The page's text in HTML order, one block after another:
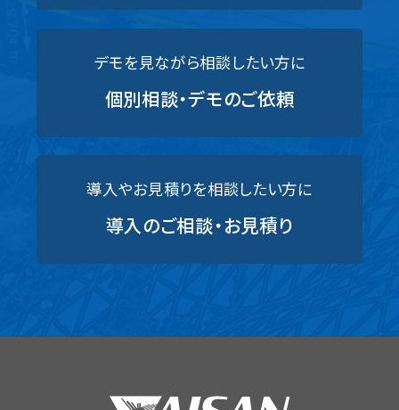
デモを見ながら相談したい方に
個別相談・デモのご依頼
導入やお見積りを相談したい方に
導入のご相談・お見積り